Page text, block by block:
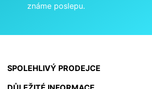
známe poslepu.
SPOLEHLIVÝ PRODEJCE